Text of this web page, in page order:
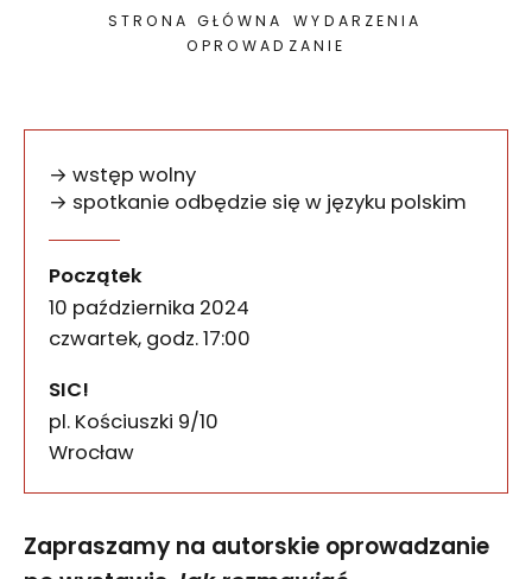
STRONA GŁÓWNA
WYDARZENIA
OPROWADZANIE
→ wstęp wolny
→ spotkanie odbędzie się w języku polskim
Zapraszamy na autorskie oprowadzanie po
Początek
10 października 2024
czwartek, godz. 17:00
SIC!
pl. Kościuszki 9/10
50-028
Wrocław
Zapraszamy na autorskie oprowadzanie